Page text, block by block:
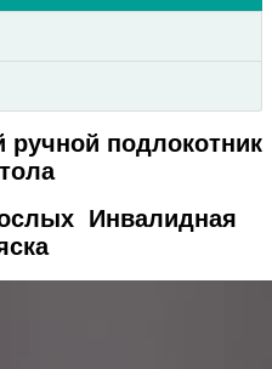
ручной подлокотник
Инвалидная